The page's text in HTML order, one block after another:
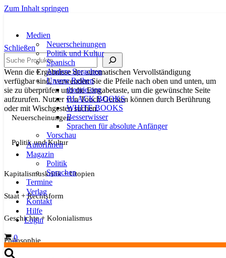
Zum Inhalt springen
Medien
Neuerscheinungen
Politik und Kultur
Spanisch
Andere Sprachen
Unsere Reihen
theorie.org
BLACK BOOKS
WHITE BOOKS
Besserwisser
Sprachen für absolute Anfänger
Vorschau
AutorInnen
Magazin
Politik
Sprachen
Termine
Verlag
Kontakt
Hilfe
Login
Warenkorb
0
Schließen
Suche
Wenn die Ergebnisse der automatischen Vervollständigung
verfügbar sind, verwenden Sie die Pfeile nach oben und unten, um
sie zu überprüfen und die Eingabetaste, um die gewünschte Seite
aufzurufen. Nutzer von Touch-Geräten können durch Berührung
oder mit Wischgesten suchen.
Neuerscheinungen
Politik und Kultur
Kapitalismuskritik + Utopien
Staat + Rechtsform
Geschichte + Kolonialismus
Philosophie